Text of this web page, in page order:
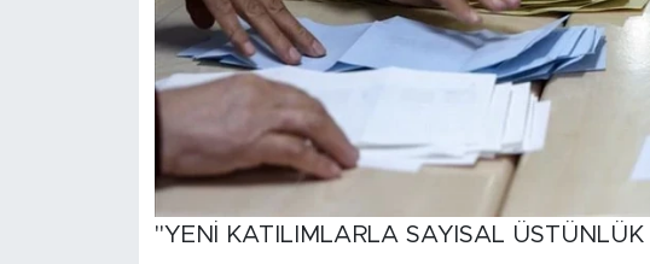
"YENİ KATILIMLARLA SAYISAL